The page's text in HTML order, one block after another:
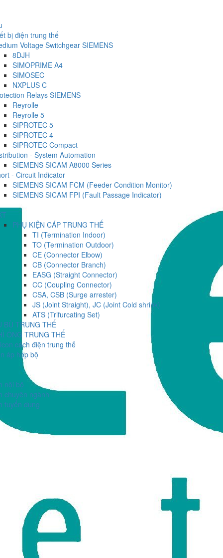
bị điện trung thế
Voltage Switchgear SIEMENS
8DJH
SIMOPRIME A4
SIMOSEC
NXPLUS C
Relays SIEMENS
Reyrolle
Reyrolle 5
SIPROTEC 5
SIPROTEC 4
SIPROTEC Compact
- System Automation
SIEMENS SICAM A8000 Series
- Circuit Indicator
SIEMENS SICAM FCM (Feeder Condition Monitor)
SIEMENS SICAM FPI (Fault Passage Indicator)
PHỤ KIỆN CÁP TRUNG THẾ
TI (Termination Indoor)
TO (Termination Outdoor)
CE (Connector Elbow)
CB (Connector Branch)
EASG (Straight Connector)
CC (Coupling Connector)
CSA, CSB (Surge arrester)
JS (Joint Straight), JC (Joint Cold shrink)
ATS (Trifurcating Set)
BÙ TRUNG THẾ
ỐNG TRUNG THẾ
cách điện trung thế
áp hợp bộ
nội bộ
chuyên ngành
tuyển dụng